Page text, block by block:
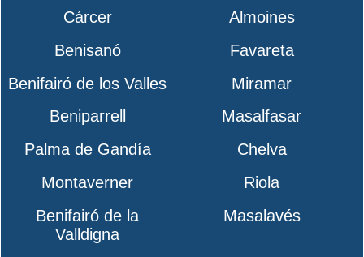
Cárcer
Almoines
Benisanó
Favareta
Benifairó de los Valles
Miramar
Beniparrell
Masalfasar
Palma de Gandía
Chelva
Montaverner
Riola
Benifairó de la
Valldigna
Masalavés